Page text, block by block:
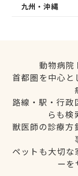
九州・沖縄
動物病院
首都圏を中心と
路線・駅・行
らも検
獣医師の診療方
ペットも大切な
ーを